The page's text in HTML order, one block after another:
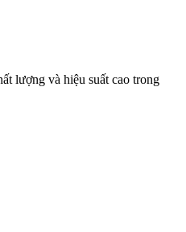
lượng và hiệu suất cao trong